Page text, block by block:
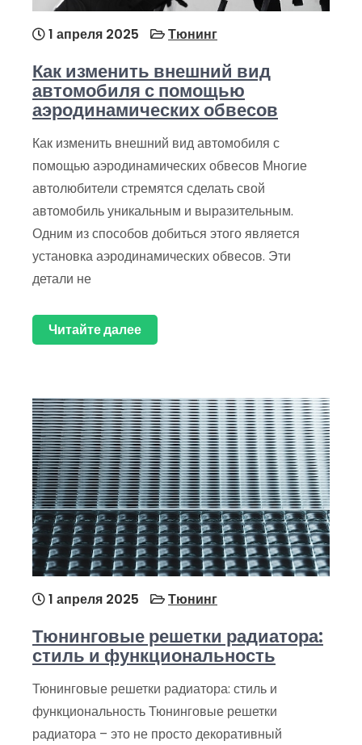
1 апреля 2025 Тюнинг
Как изменить внешний вид
автомобиля с помощью
аэродинамических обвесов
Как изменить внешний вид автомобиля с
помощью аэродинамических обвесов Многие
автолюбители стремятся сделать свой
автомобиль уникальным и выразительным.
Одним из способов добиться этого является
установка аэродинамических обвесов. Эти
детали не
Читайте далее
1 апреля 2025 Тюнинг
Тюнинговые решетки радиатора:
стиль и функциональность
Тюнинговые решетки радиатора: стиль и
функциональность Тюнинговые решетки
радиатора – это не просто декоративный